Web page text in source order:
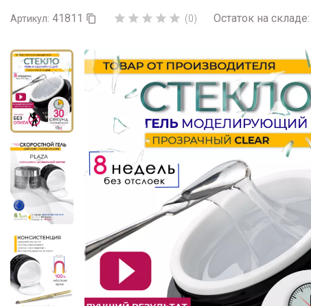
Артикул: 41811       (0) Остаток на складе: